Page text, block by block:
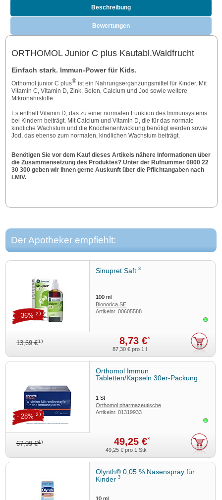
Beschreibung
Bewertungen
ORTHOMOL Junior C plus Kautabl.Waldfrucht
Einfach stark. Immun-Power für Kids.
Orthomol junior C plus®ist ein Nahrungsergänzungsmittel für Kinder. Mit
Vitamin C, Vitamin D, Zink, Selen, Calcium und Jod sowie weitere
Mikronährstoffe.
Es enthält Vitamin D, das zu einer normalen Funktion des Immunsystems
bei Kindern beiträgt. Mit Calcium und Vitamin D, die für das normale
kindliche Wachstum und die Knochenentwicklung benötigt werden sowie
Jod, das ebenso zum normalen, kindlichen Wachstum beiträgt.
Benötigen Sie vor dem Kauf dieses Artikels nähere Informationen über
die Zusammensetzung des Produktes? Unter der Rufnummer 0800 22
30 300 geben wir Ihnen gerne Auskunft über die Pflichtangaben nach
LMIV.
Der Apotheker empfiehlt:
Sinupret Saft3
100ml
Bionorica SE
Artikelnr.00605588
13,69 €1) 8,73 €*
- 36% 2)
87,30 € pro 1 l
Orthomol Immun
Tabletten/Kapseln 30er-Packung
1St
Orthomol pharmazeutische
Artikelnr.01319933
67,99 €4) 49,25 €*
- 28% 2)
49,25 € pro 1 Stk
Olynth® 0,05 % Nasenspray für
Kinder3
10ml